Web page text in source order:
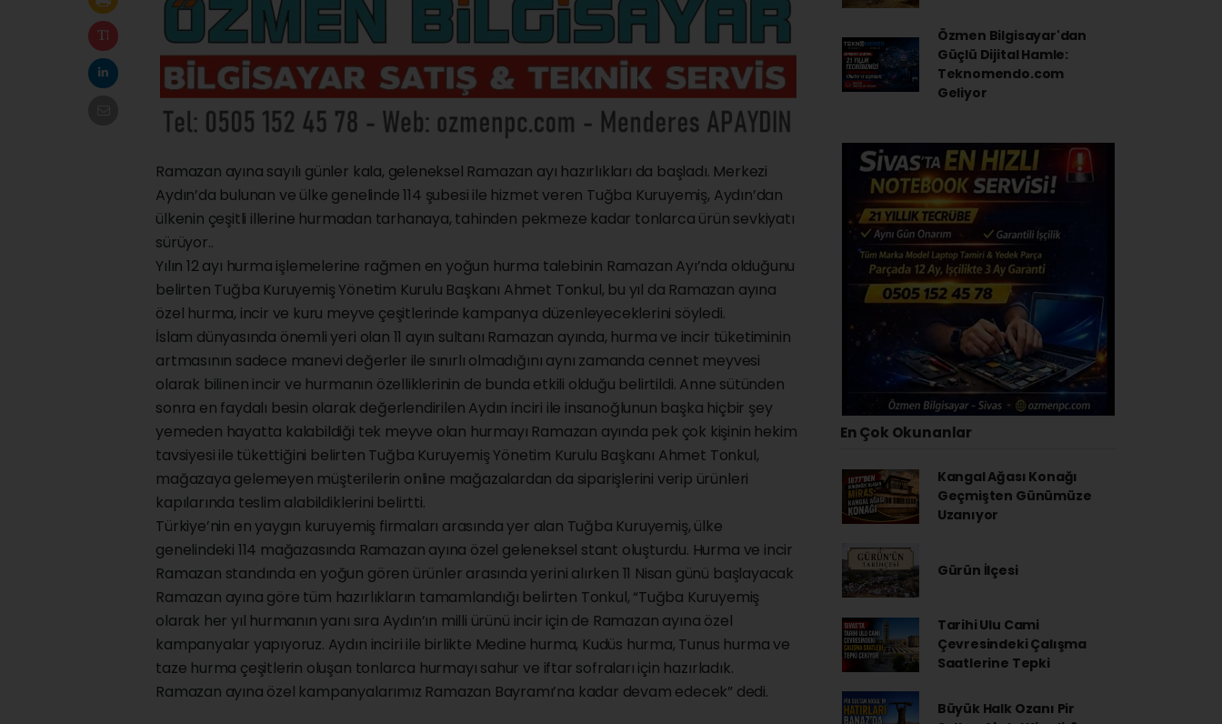
Ramazan ayına sayılı günler kala, geleneksel Ramazan ayı hazırlıkları da başladı. Merkezi
Aydın’da bulunan ve ülke genelinde 114 şubesi ile hizmet veren Tuğba Kuruyemiş, Aydın’dan
ülkenin çeşitli illerine hurmadan tarhanaya, tahinden pekmeze kadar tonlarca ürün sevkiyatı
sürüyor..
Yılın 12 ayı hurma işlemelerine rağmen en yoğun hurma talebinin Ramazan Ayı’nda olduğunu
belirten Tuğba Kuruyemiş Yönetim Kurulu Başkanı Ahmet Tonkul, bu yıl da Ramazan ayına
özel hurma, incir ve kuru meyve çeşitlerinde kampanya düzenleyeceklerini söyledi.
İslam dünyasında önemli yeri olan 11 ayın sultanı Ramazan ayında, hurma ve incir tüketiminin
artmasının sadece manevi değerler ile sınırlı olmadığını aynı zamanda cennet meyvesi
olarak bilinen incir ve hurmanın özelliklerinin de bunda etkili olduğu belirtildi. Anne sütünden
sonra en faydalı besin olarak değerlendirilen Aydın inciri ile insanoğlunun başka hiçbir şey
yemeden hayatta kalabildiği tek meyve olan hurmayı Ramazan ayında pek çok kişinin hekim
tavsiyesi ile tükettiğini belirten Tuğba Kuruyemiş Yönetim Kurulu Başkanı Ahmet Tonkul,
mağazaya gelemeyen müşterilerin online mağazalardan da siparişlerini verip ürünleri
kapılarında teslim alabildiklerini belirtti.
Türkiye’nin en yaygın kuruyemiş firmaları arasında yer alan Tuğba Kuruyemiş, ülke
genelindeki 114 mağazasında Ramazan ayına özel geleneksel stant oluşturdu. Hurma ve incir
Ramazan standında en yoğun gören ürünler arasında yerini alırken 11 Nisan günü başlayacak
Ramazan ayına göre tüm hazırlıkların tamamlandığı belirten Tonkul, “Tuğba Kuruyemiş
olarak her yıl hurmanın yanı sıra Aydın’ın milli ürünü incir için de Ramazan ayına özel
kampanyalar yapıyoruz. Aydın inciri ile birlikte Medine hurma, Kudüs hurma, Tunus hurma ve
taze hurma çeşitlerin oluşan tonlarca hurmayı sahur ve iftar sofraları için hazırladık.
Ramazan ayına özel kampanyalarımız Ramazan Bayramı’na kadar devam edecek” dedi.
Özmen Bilgisayar'dan
Güçlü Dijital Hamle:
Teknomendo.com
Geliyor
En Çok Okunanlar
Kangal Ağası Konağı
Geçmişten Günümüze
Uzanıyor
Gürün İlçesi
Tarihi Ulu Cami
Çevresindeki Çalışma
Saatlerine Tepki
Büyük Halk Ozanı Pir